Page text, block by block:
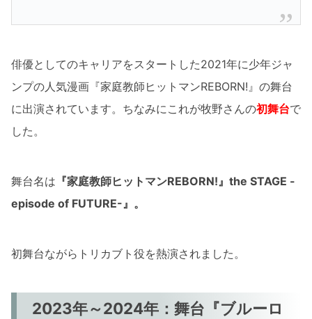
俳優としてのキャリアをスタートした2021年に少年ジャ
ンプの人気漫画『家庭教師ヒットマンREBORN!』の舞台
に出演されています。ちなみにこれが牧野さんの初舞台で
した。
舞台名は 『家庭教師ヒットマンREBORN!』the STAGE -
episode of FUTURE-』。
初舞台ながらトリカブト役を熱演されました。
2023年～2024年：舞台『ブルーロ